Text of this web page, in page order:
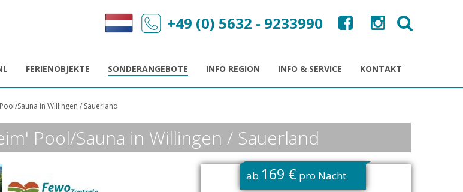
FERIENOBJEKTE SONDERANGEBOTE INFO REGION INFO & SERVICE KONTAKT
+49 (0) 5632 - 9233990
Sauna in Willingen / Sauerland
Pool/Sauna in Willingen / Sauerland
ab 169 € pro Nacht